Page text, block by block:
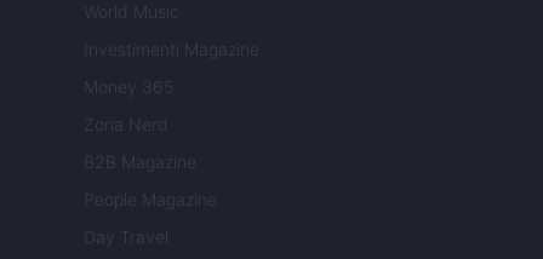
World Music
Investimenti Magazine
Money 365
Zona Nerd
B2B Magazine
People Magazine
Day Travel